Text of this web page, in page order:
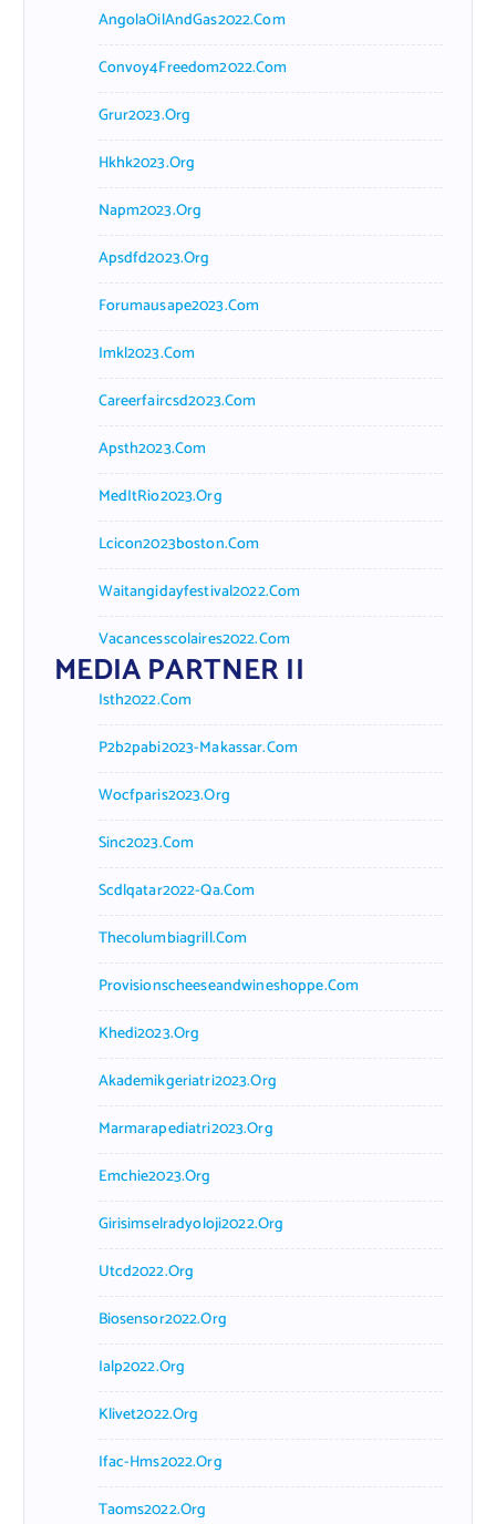
AngolaOilAndGas2022.com
Convoy4Freedom2022.com
Grur2023.org
Hkhk2023.org
Napm2023.org
Apsdfd2023.org
Forumausape2023.com
Imkl2023.com
Careerfaircsd2023.com
Apsth2023.com
MedItRio2023.org
Lcicon2023boston.com
Waitangidayfestival2022.com
Vacancesscolaires2022.com
MEDIA PARTNER II
Isth2022.com
P2b2pabi2023-Makassar.com
Wocfparis2023.org
Sinc2023.com
Scdlqatar2022-Qa.com
Thecolumbiagrill.com
Provisionscheeseandwineshoppe.com
Khedi2023.org
Akademikgeriatri2023.org
Marmarapediatri2023.org
Emchie2023.org
Girisimselradyoloji2022.org
Utcd2022.org
Biosensor2022.org
Ialp2022.org
Klivet2022.org
Ifac-Hms2022.org
Taoms2022.org